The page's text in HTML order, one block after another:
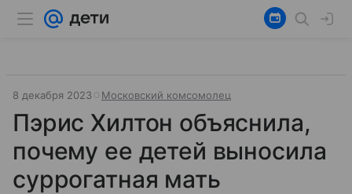
8 декабря 2023 Московский комсомолец
Пэрис Хилтон объяснила,
почему ее детей выносила
суррогатная мать